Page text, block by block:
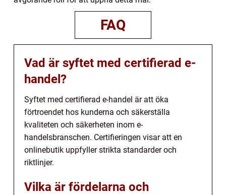
FAQ
Vad är syftet med certifierad e-
handel?
Syftet med certifierad e-handel är att öka
förtroendet hos kunderna och säkerställa
kvaliteten och säkerheten inom e-
handelsbranschen. Certifieringen visar att en
onlinebutik uppfyller strikta standarder och
riktlinjer.
Vilka är fördelarna och